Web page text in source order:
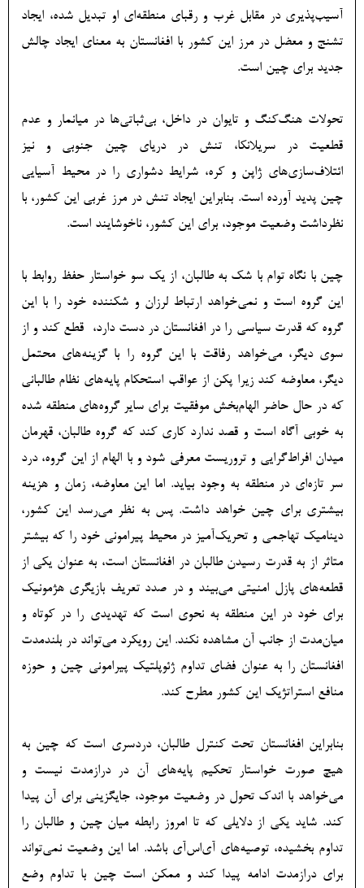
آسیب‌پذیری در مقابل غرب و رقبای منطقه‌ای او تبدیل شده، ایجاد
تشنج و معضل در مرز این کشور با افغانستان به معنای ایجاد چالش
جدید برای چین است.
تحولات هنگ‌کنگ و تایوان در داخل، بی‌ثباتی‌ها در میانمار و عدم
قطعیت در سریلانکا، تنش در دریای چین جنوبی و نیز
ائتلاف‌سازی‌های ژاپن و کره، شرایط دشواری را در محیط آسیایی
چین پدید آورده است. بنابراین ایجاد تنش در مرز غربی این کشور، با
نظرداشت وضعیت موجود، برای این کشور، ناخوشایند است.
چین با نگاه توام با شک به طالبان، از یک سو خواستار حفظ روابط با
این گروه است و نمی‌خواهد ارتباط لرزان و شکننده خود را با این
گروه که قدرت سیاسی را در افغانستان در دست دارد، قطع کند و از
سوی دیگر، می‌خواهد رفاقت با این گروه را با گزینه‌های محتمل
دیگر، معاوضه کند زیرا پکن از عواقب استحکام پایه‌های نظام طالبانی
که در حال حاضر الهام‌بخش موفقیت برای سایر گروه‌های منطقه شده
به خوبی آگاه است و قصد ندارد کاری کند که گروه طالبان، قهرمان
میدان افراط‌گرایی و تروریست معرفی شود و با الهام از این گروه، درد
سر تازه‌ای در منطقه به وجود بیاید. اما این معاوضه، زمان و هزینه
بیشتری برای چین خواهد داشت. پس به نظر می‌رسد این کشور،
دینامیک تهاجمی و تحریک‌آمیز در محیط پیرامونی خود را که بیشتر
متاثر از به قدرت رسیدن طالبان در افغانستان است، به عنوان یکی از
قطعه‌های پازل امنیتی می‌بیند و در صدد تعریف بازیگری هژمونیک
برای خود در این منطقه به نحوی است که تهدیدی را در کوتاه و
میان‌مدت از جانب آن مشاهده نکند. این رویکرد می‌تواند در بلندمدت
افغانستان را به عنوان فضای تداوم ژئوپلتیک پیرامونی چین و حوزه
منافع استراتژیک این کشور مطرح کند.
بنابراین افغانستان تحت کنترل طالبان، دردسری است که چین به
هیچ صورت خواستار تحکیم پایه‌های آن در درازمدت نیست و
می‌خواهد با اندک تحول در وضعیت موجود، جایگزینی برای آن پیدا
کند. شاید یکی از دلایلی که تا امروز رابطه میان چین و طالبان را
تداوم بخشیده، توصیه‌های آی‌اس‌آی باشد. اما این وضعیت نمی‌تواند
برای درازمدت ادامه پیدا کند و ممکن است چین با تداوم وضع